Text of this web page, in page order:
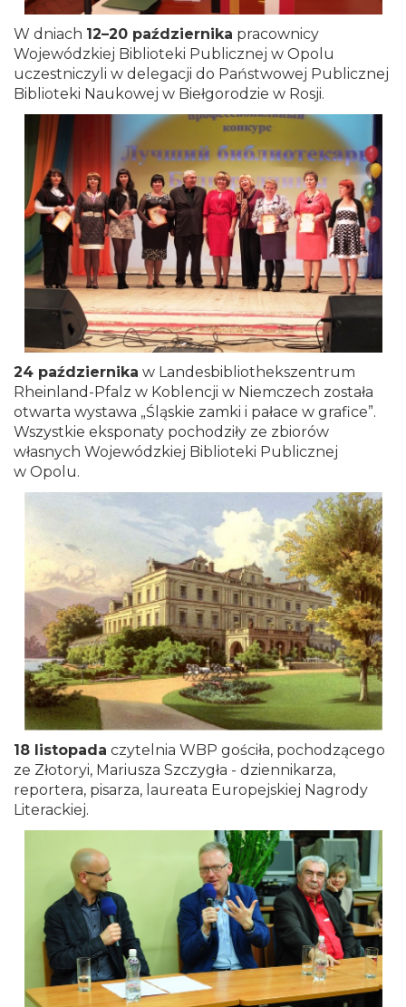
W dniach 12–20 października pracownicy
Wojewódzkiej Biblioteki Publicznej w Opolu
uczestniczyli w delegacji do Państwowej Publicznej
Biblioteki Naukowej w Biełgorodzie w Rosji.
24 października w Landesbibliothekszentrum
Rheinland-Pfalz w Koblencji w Niemczech została
otwarta wystawa „Śląskie zamki i pałace w grafice”.
Wszystkie eksponaty pochodziły ze zbiorów
własnych Wojewódzkiej Biblioteki Publicznej
w Opolu.
18 listopada czytelnia WBP gościła, pochodzącego
ze Złotoryi, Mariusza Szczygła - dziennikarza,
reportera, pisarza, laureata Europejskiej Nagrody
Literackiej.